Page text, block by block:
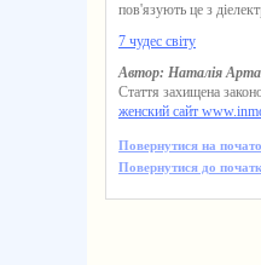
пов'язують це з
7 чудес світу
Автор: Наталія
Стаття захищена
женский сайт
Повернутися на
Повернутися до